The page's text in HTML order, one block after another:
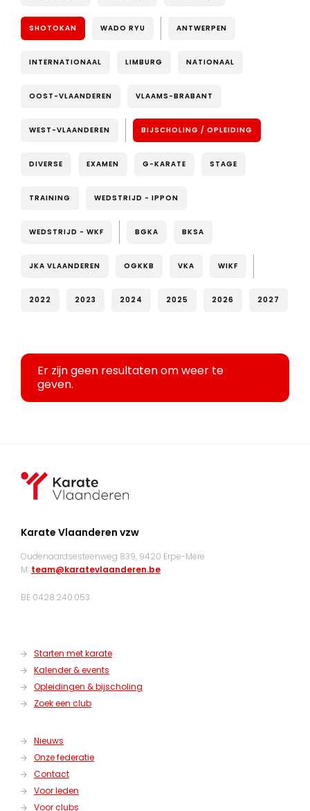
SHOTOKAN WADO RYU ANTWERPEN
INTERNATIONAAL LIMBURG NATIONAAL
OOST-VLAANDEREN VLAAMS-BRABANT
WEST-VLAANDEREN BIJSCHOLING / OPLEIDING
DIVERSE EXAMEN G-KARATE STAGE
TRAINING WEDSTRIJD - IPPON
WEDSTRIJD - WKF BGKA BKSA
JKA VLAANDEREN OGKKB VKA WIKF
2022 2023 2024 2025 2026 2027
Er zijn geen resultaten om weer te
geven.
Karate Vlaanderen vzw
Oudenaardsesteenweg 839, 9420 Erpe-Mere
M: team@karatevlaanderen.be
BE 0428.240.053
Starten met karate
Kalender & events
Opleidingen & bijscholing
Zoek een club
Nieuws
Onze federatie
Contact
Voor leden
Voor clubs